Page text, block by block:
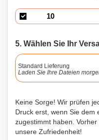
5. Wählen Sie Ihr
Standard Lieferung
Laden Sie Ihre Dateien
Keine Sorge! Wir prüfen
Druck erst, wenn Sie dem
zugestimmt haben.
unsere Zufriedenheit!